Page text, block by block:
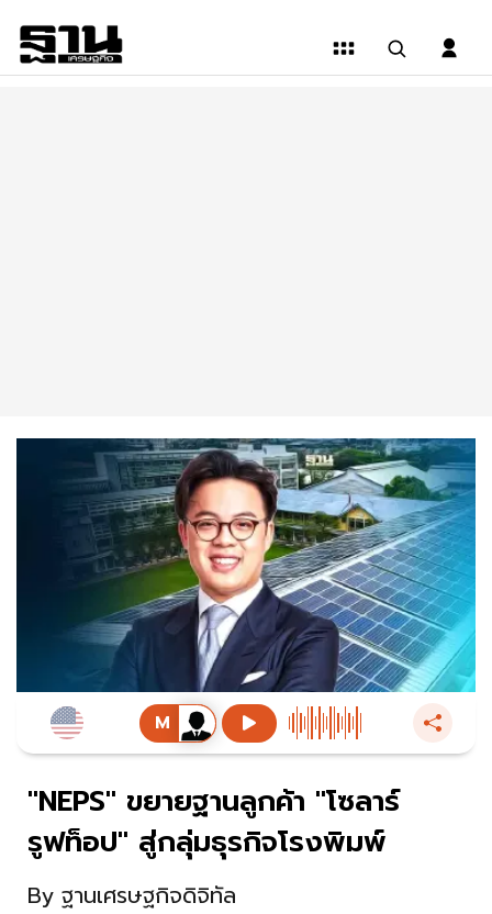
"NEPS" ขยายฐานลูกค้า "โซลาร์
รูฟท็อป" สู่กลุ่มธุรกิจโรงพิมพ์
By ฐานเศรษฐกิจดิจิทัล